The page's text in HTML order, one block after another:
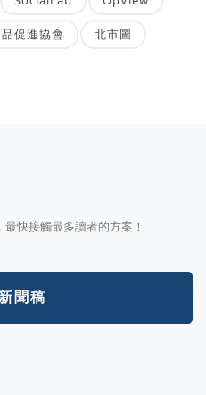
促進協會 北市圖
快接觸最多讀者的方案！
聞稿